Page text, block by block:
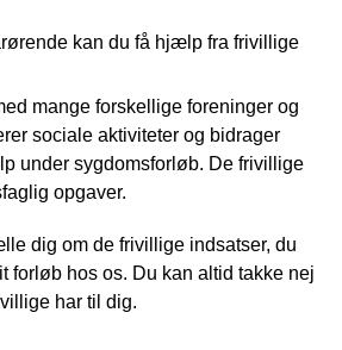
kan du få hjælp fra frivillige
mange forskellige foreninger og
sociale aktiviteter og bidrager
under sygdomsforløb. De frivillige
opgaver.
dig om de frivillige indsatser, du
forløb hos os. Du kan altid takke nej
har til dig.